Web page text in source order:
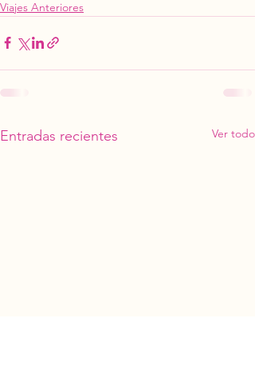
Viajes Anteriores
Entradas recientes Ver todo